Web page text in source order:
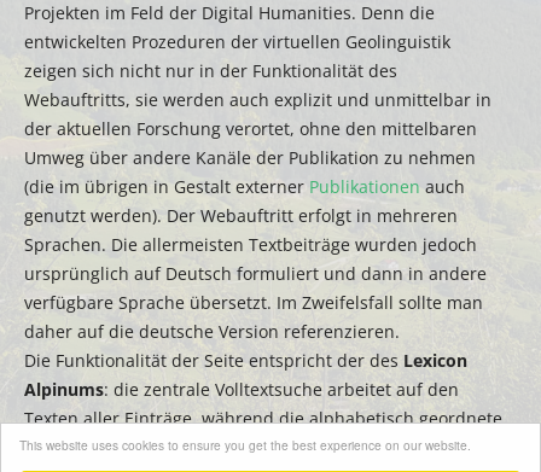
This website uses cookies to ensure you get the best experience on our website.
Projekten im Feld der Digital Humanities. Denn die
entwickelten Prozeduren der virtuellen Geolinguistik
zeigen sich nicht nur in der Funktionalität des
Webauftritts, sie werden auch explizit und unmittelbar in
der aktuellen Forschung verortet, ohne den mittelbaren
Umweg über andere Kanäle der Publikation zu nehmen
(die im übrigen in Gestalt externer Publikationen auch
genutzt werden). Der Webauftritt erfolgt in mehreren
Sprachen. Die allermeisten Textbeiträge wurden jedoch
ursprünglich auf Deutsch formuliert und dann in andere
verfügbare Sprache übersetzt. Im Zweifelsfall sollte man
daher auf die deutsche Version referenzieren.
Die Funktionalität der Seite entspricht der des Lexicon
Alpinums: die zentrale Volltextsuche arbeitet auf den
Texten aller Einträge, während die alphabetisch geordnete
Seitenleiste zum Filtern bzw. zur schnellen Suche nach